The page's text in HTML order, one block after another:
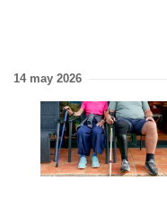
14 may 2026